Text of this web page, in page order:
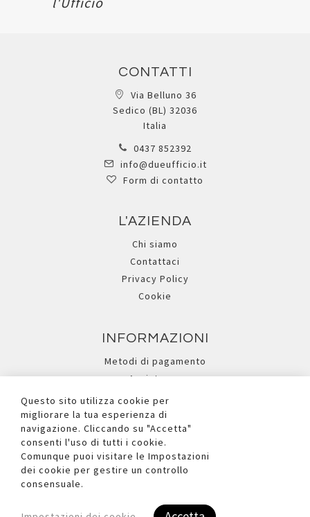
CONTATTI
Via Belluno 36
Sedico (BL) 32036
Italia
0437 852392
info@dueufficio.it
Form di contatto
L'AZIENDA
Chi siamo
Contattaci
Privacy Policy
Cookie
INFORMAZIONI
Metodi di pagamento
Assistenza
Ricerca avanzata
I NOSTRI SOCIAL
Questo sito utilizza cookie per
migliorare la tua esperienza di
navigazione. Cliccando su "Accetta"
consenti l'uso di tutti i cookie.
Comunque puoi visitare le Impostazioni
dei cookie per gestire un controllo
consensuale.